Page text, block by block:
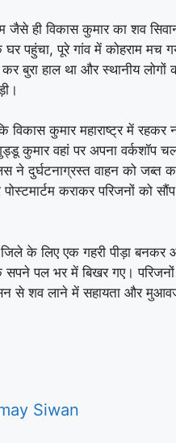
जैसे ही विकास कुमार का शव
पहुंचा, पूरे गांव में कोहराम मच
कर बुरा हाल था और स्थानीय लोगों
विकास कुमार महाराष्ट्र में रहकर
कुमार वहां पर अपना वर्कशॉप
ने दुर्घटनाग्रस्त वाहन को जब्त
कराकर परिजनों को सौंप
जिले के लिए एक गहरी पीड़ा बनकर
के सपने पल भर में बिखर गए।
से शव लाने में सहायता और
Siwan